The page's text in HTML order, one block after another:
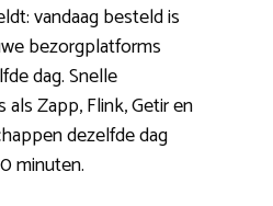
vandaag besteld is
bezorgplatforms
dag. Snelle
Zapp, Flink, Getir en
dezelfde dag
minuten.